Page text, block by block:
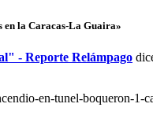
en la Caracas-La Guaira»
- Reporte Relámpago
en-tunel-boqueron-1-